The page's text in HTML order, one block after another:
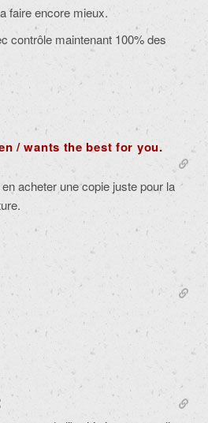
faire encore mieux.
contrôle maintenant 100% des
/ wants the best for you.
acheter une copie juste pour la